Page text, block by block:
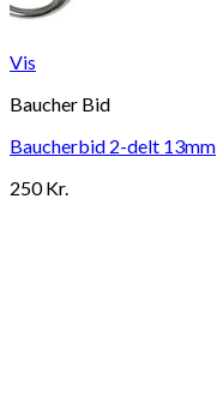
Vis
Baucher Bid
Baucherbid 2-delt 13mm
250Kr.